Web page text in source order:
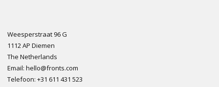
Weesperstraat 96 G
1112 AP Diemen
The Netherlands
Email: hello@fronts.com
Telefoon: +31 611 431 523